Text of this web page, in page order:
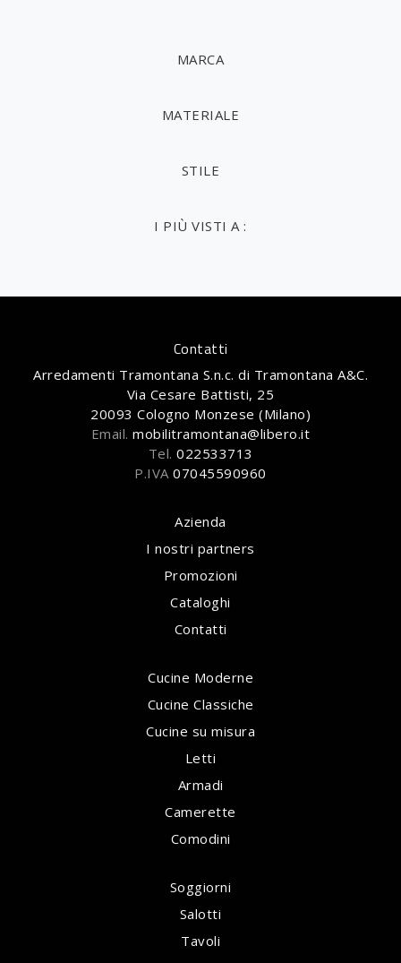
MARCA
MATERIALE
STILE
I PIÙ VISTI A :
Contatti
Arredamenti Tramontana S.n.c. di Tramontana A&C.
Via Cesare Battisti, 25
20093 Cologno Monzese (Milano)
Email.mobilitramontana@libero.it
Tel. 022533713
P.IVA07045590960
Azienda
I nostri partners
Promozioni
Cataloghi
Contatti
Cucine Moderne
Cucine Classiche
Cucine su misura
Letti
Armadi
Camerette
Comodini
Soggiorni
Salotti
Tavoli